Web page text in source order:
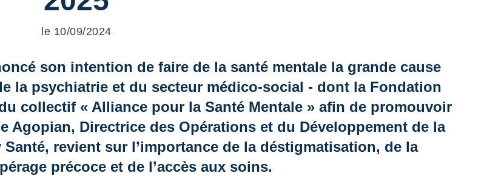
le 10/09/2024
son intention de faire de la santé mentale la grande cause
la psychiatrie et du secteur médico-social - dont la Fondation
collectif « Alliance pour la Santé Mentale » afin de promouvoir
Agopian, Directrice des Opérations et du Développement de la
Santé, revient sur l’importance de la déstigmatisation, de la
précoce et de l’accès aux soins.